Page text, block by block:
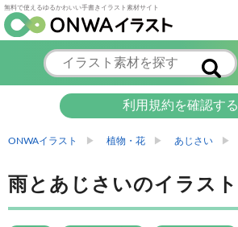
無料で使えるゆるかわいい手書きイラスト素材サイト
利用規約を確認する
ONWAイラスト 植物・花 あじさい
雨とあじさいのイラスト